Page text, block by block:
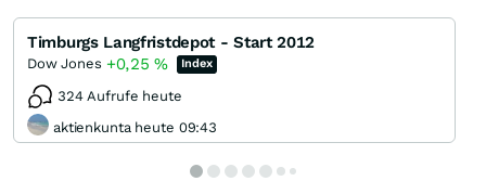
Timburgs Langfristdepot - Start 2012
Dow Jones +0,25% Index
324 Aufrufe heute
aktienkunta heute 09:43